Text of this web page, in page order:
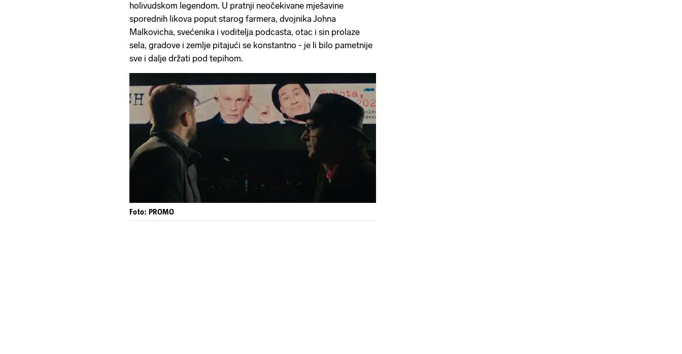
holivudskom legendom. U pratnji neočekivane mješavine
sporednih likova poput starog farmera, dvojnika Johna
Malkovicha, svećenika i voditelja podcasta, otac i sin prolaze
sela, gradove i zemlje pitajući se konstantno - je li bilo pametnije
sve i dalje držati pod tepihom.
Foto: PROMO